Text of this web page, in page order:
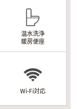
温水洗浄
暖房便座
Wi-Fi対応